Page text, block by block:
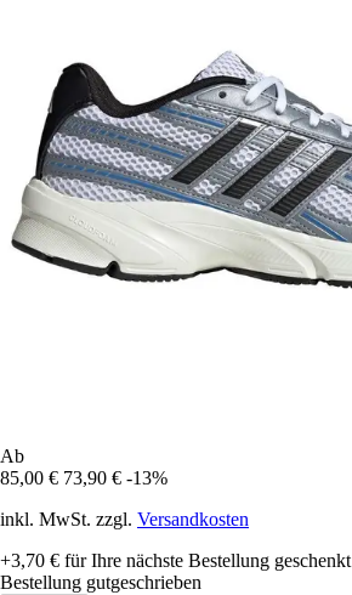
Ab
85,00 € 73,90 € -13%
inkl. MwSt. zzgl. Versandkosten
+3,70 € für Ihre nächste Bestellung geschenkt
Bestellung gutgeschrieben